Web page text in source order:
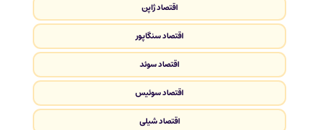
اقتصاد ژاپن
اقتصاد سنگاپور
اقتصاد سوئد
اقتصاد سوئیس
اقتصاد شیلی